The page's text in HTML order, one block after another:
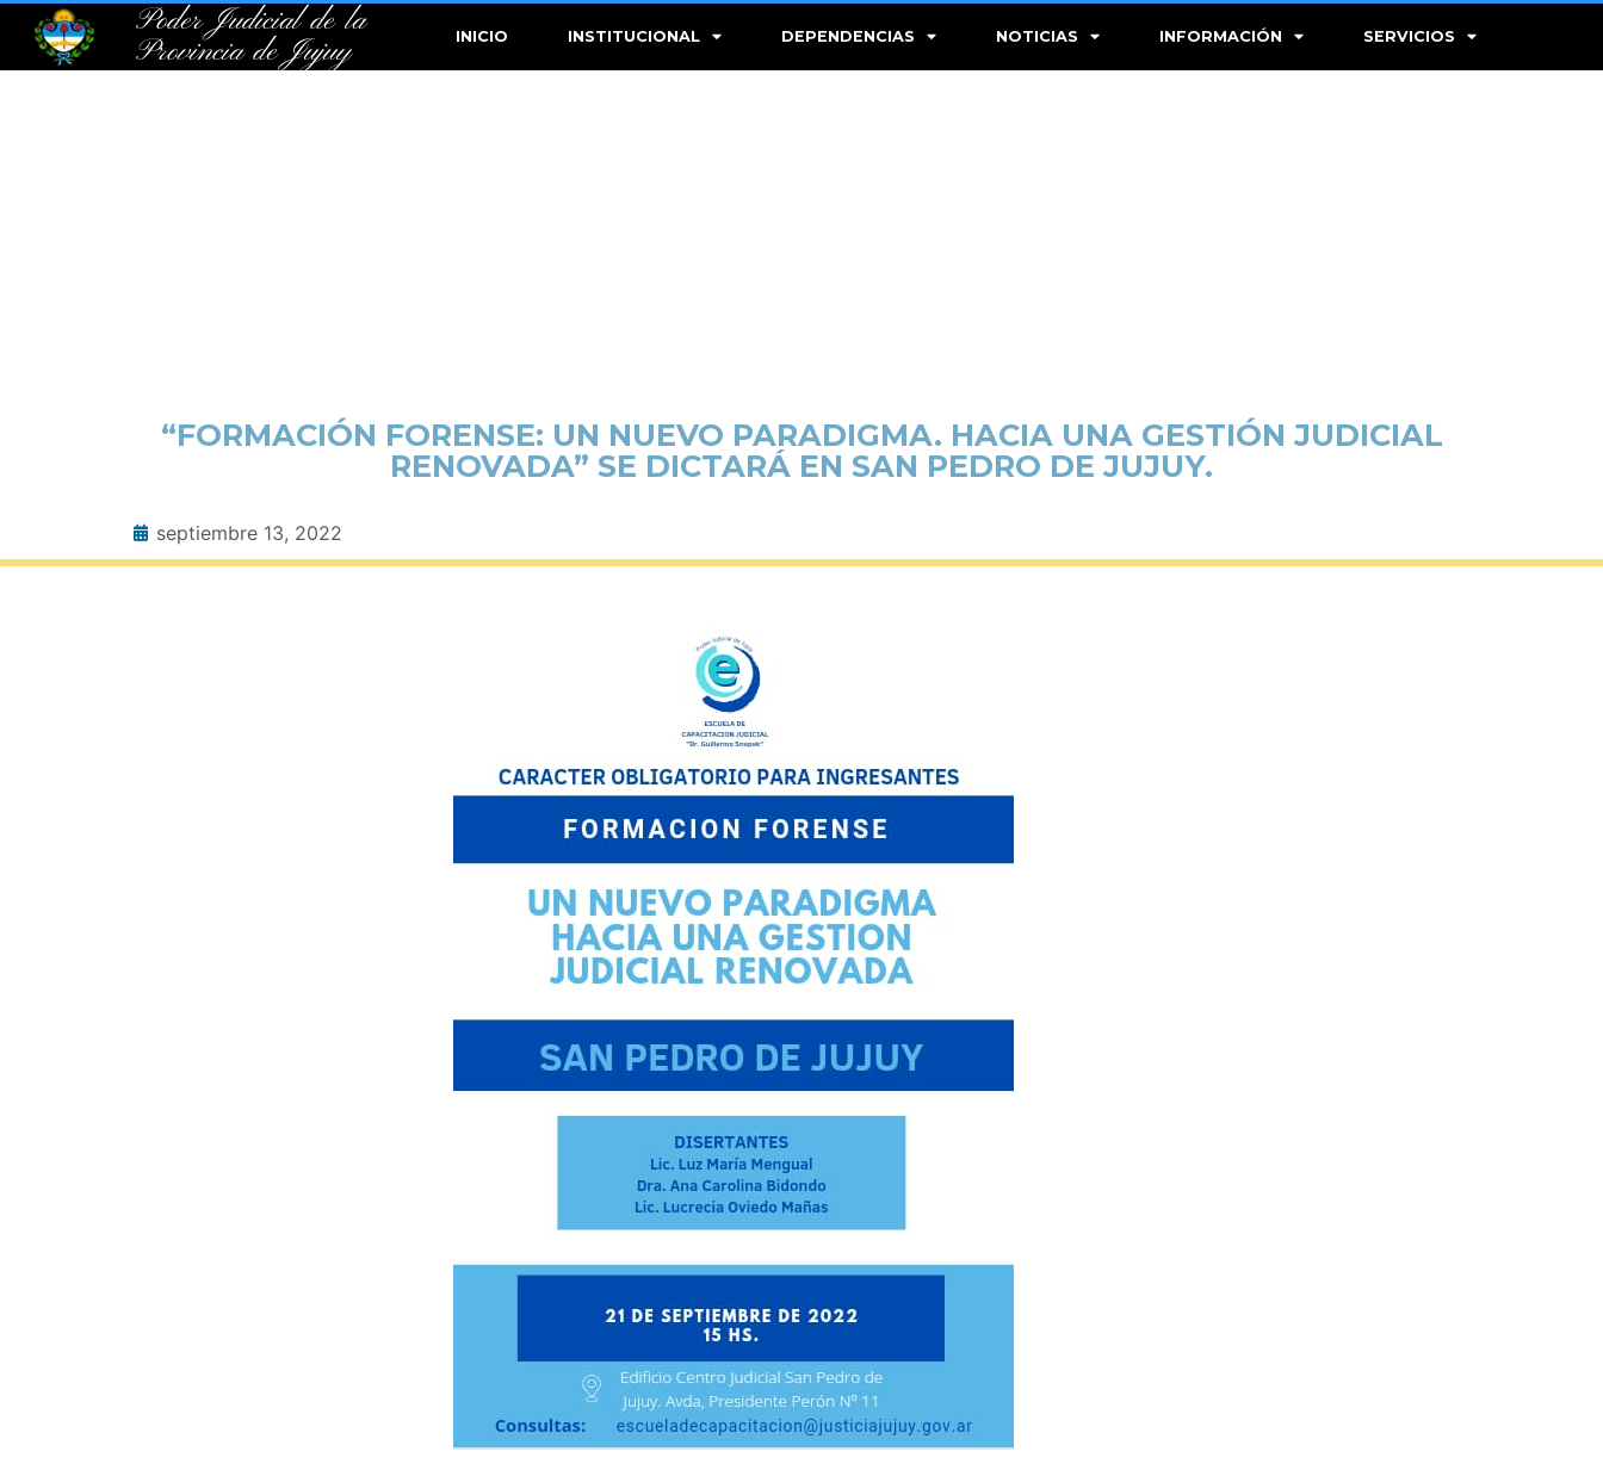
Poder Judicial de la
Provincia de Jujuy
INICIO INSTITUCIONAL DEPENDENCIAS NOTICIAS INFORMACIÓN SERVICIOS
“FORMACIÓN FORENSE: UN NUEVO PARADIGMA. HACIA UNA GESTIÓN JUDICIAL
RENOVADA” SE DICTARÁ EN SAN PEDRO DE JUJUY.
septiembre 13, 2022